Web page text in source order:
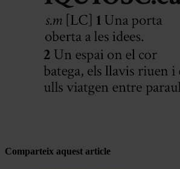
Comparteix aquest article